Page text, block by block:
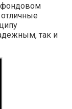
фондовом
так и